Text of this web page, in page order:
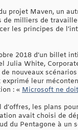
projet Maven, un
milliers de
les principes de
2018 d’un billet
Julia White,
nouveaux
leur
: « Microsoft ne
d’offres, les plans
avait choisi de
du Pentagone à